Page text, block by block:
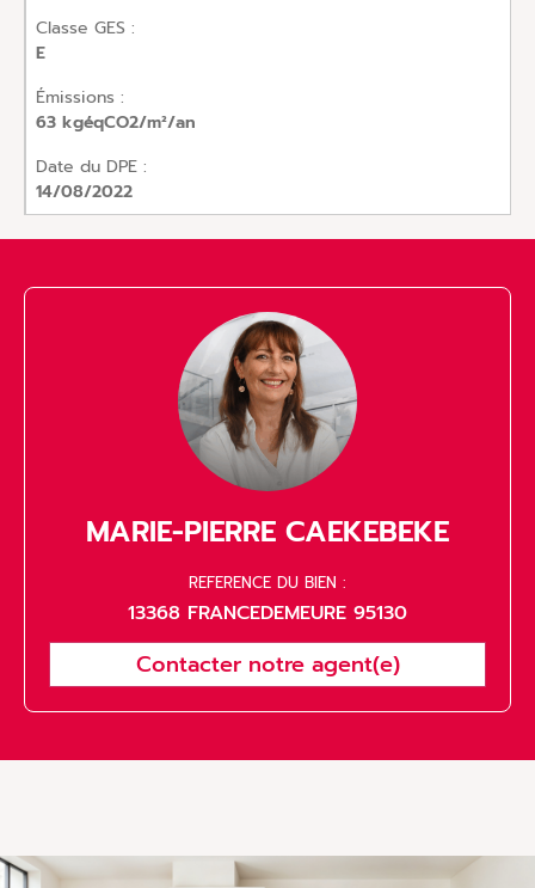
Classe GES :
E
Émissions :
63 kgéqCO2/m²/an
Date du DPE :
14/08/2022
MARIE-PIERRE CAEKEBEKE
REFERENCE DU BIEN :
13368 FRANCEDEMEURE 95130
Contacter notre agent(e)